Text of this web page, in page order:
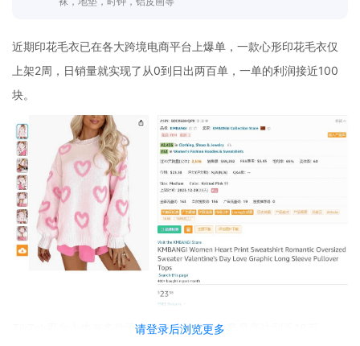
请登录后浏览更多
近期印花毛衣已在各大跨境电商平台上爆单，一款心形印花毛衣仅
上架2周，日销量就实现了从0到日出两百单，一单的利润接近100
块。
TikTok平台上也有多款毛衣卖爆，视频播放量最高达到近18万；